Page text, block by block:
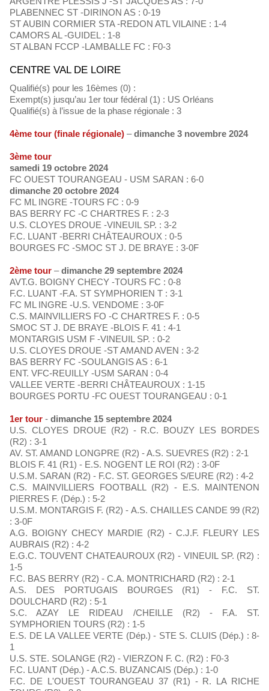
PLABENNEC ST -DIRINON AS : 0-19
ST AUBIN CORMIER STA -REDON ATL VILAINE : 1-4
CAMORS AL -GUIDEL : 1-8
ST ALBAN FCCP -LAMBALLE FC : F0-3
CENTRE VAL DE LOIRE
Qualifié(s) pour les 16èmes (0) :
Exempt(s) jusqu’au 1er tour fédéral (1) : US Orléans
Qualifié(s) à l’issue de la phase régionale : 3
4ème tour (finale régionale) –dimanche 3 novembre 2024
3ème tour
samedi 19 octobre 2024
FC OUEST TOURANGEAU - USM SARAN : 6-0
dimanche 20 octobre 2024
FC ML INGRE -TOURS FC : 0-9
BAS BERRY FC -C CHARTRES F. : 2-3
U.S. CLOYES DROUE -VINEUIL SP. : 3-2
F.C. LUANT -BERRI CHÂTEAUROUX : 0-5
BOURGES FC -SMOC ST J. DE BRAYE : 3-0F
2ème tour –dimanche 29 septembre 2024
AVT.G. BOIGNY CHECY -TOURS FC : 0-8
F.C. LUANT -F.A. ST SYMPHORIEN T : 3-1
FC ML INGRE -U.S. VENDOME : 3-0F
C.S. MAINVILLIERS FO -C CHARTRES F. : 0-5
SMOC ST J. DE BRAYE -BLOIS F. 41 : 4-1
MONTARGIS USM F -VINEUIL SP. : 0-2
U.S. CLOYES DROUE -ST AMAND AVEN : 3-2
BAS BERRY FC -SOULANGIS AS : 6-1
ENT. VFC-REUILLY -USM SARAN : 0-4
VALLEE VERTE -BERRI CHÂTEAUROUX : 1-15
BOURGES PORTU -FC OUEST TOURANGEAU : 0-1
1er tour - dimanche 15 septembre 2024
U.S. CLOYES DROUE (R2) - R.C. BOUZY LES BORDES
(R2) : 3-1
AV. ST. AMAND LONGPRE (R2) - A.S. SUEVRES (R2) : 2-1
BLOIS F. 41 (R1) - E.S. NOGENT LE ROI (R2) : 3-0F
U.S.M. SARAN (R2) - F.C. ST. GEORGES S/EURE (R2) : 4-2
C.S. MAINVILLIERS FOOTBALL (R2) - E.S. MAINTENON
PIERRES F. (Dép.) : 5-2
U.S.M. MONTARGIS F. (R2) - A.S. CHAILLES CANDE 99 (R2)
: 3-0F
A.G. BOIGNY CHECY MARDIE (R2) - C.J.F. FLEURY LES
AUBRAIS (R2) : 4-2
E.G.C. TOUVENT CHATEAUROUX (R2) - VINEUIL SP. (R2) :
1-5
F.C. BAS BERRY (R2) - C.A. MONTRICHARD (R2) : 2-1
A.S. DES PORTUGAIS BOURGES (R1) - F.C. ST.
DOULCHARD (R2) : 5-1
S.C. AZAY LE RIDEAU /CHEILLE (R2) - F.A. ST.
SYMPHORIEN TOURS (R2) : 1-5
E.S. DE LA VALLEE VERTE (Dép.) - STE S. CLUIS (Dép.) : 8-
1
U.S. STE. SOLANGE (R2) - VIERZON F. C. (R2) : F0-3
F.C. LUANT (Dép.) - A.C.S. BUZANCAIS (Dép.) : 1-0
F.C. DE L'OUEST TOURANGEAU 37 (R1) - R. LA RICHE